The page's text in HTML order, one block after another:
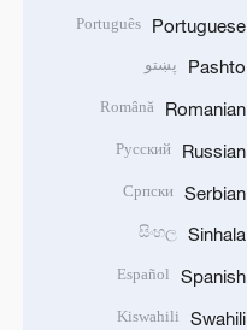
Portuguese
Português
Pashto پښتو
Romanian
Română
Russian
Русский
Serbian
Српски
Sinhala
සිංහල
Spanish
Español
Swahili
Kiswahili